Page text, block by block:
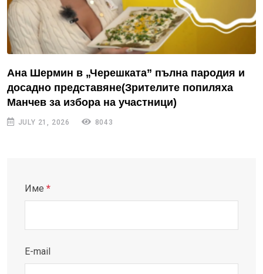
Ана Шермин в „Черешката” пълна пародия и
досадно представяне(Зрителите попиляха
Манчев за избора на участници)
JULY 21, 2026 8043
Име *
E-mail